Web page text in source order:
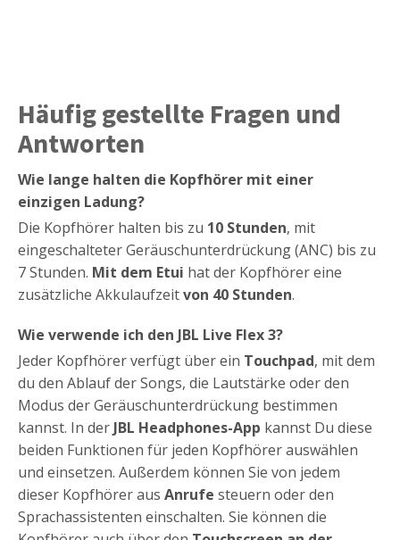
Häufig gestellte Fragen und
Antworten
Wie lange halten die Kopfhörer mit einer
einzigen Ladung?
Die Kopfhörer halten bis zu 10 Stunden, mit
eingeschalteter Geräuschunterdrückung (ANC) bis zu
7 Stunden. Mit dem Etui hat der Kopfhörer eine
zusätzliche Akkulaufzeitvon 40 Stunden.
Wie verwende ich den JBL Live Flex 3?
Jeder Kopfhörer verfügt über ein Touchpad, mit dem
du den Ablauf der Songs, die Lautstärke oder den
Modus der Geräuschunterdrückung bestimmen
kannst. In der JBL Headphones-App kannst Du diese
beiden Funktionen für jeden Kopfhörer auswählen
und einsetzen. Außerdem können Sie von jedem
dieser Kopfhörer aus Anrufe steuern oder den
Sprachassistenten einschalten. Sie können die